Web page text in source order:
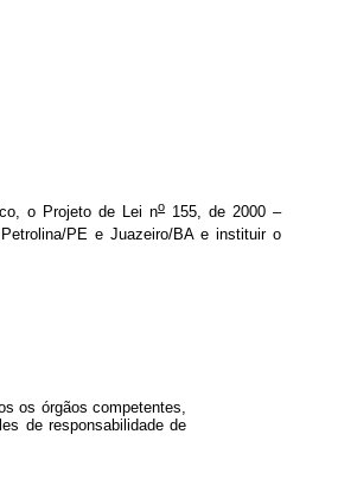
o Projeto de Lei no155, de 2000 –
PE e Juazeiro/BA e instituir o
os órgãos competentes,
de responsabilidade de